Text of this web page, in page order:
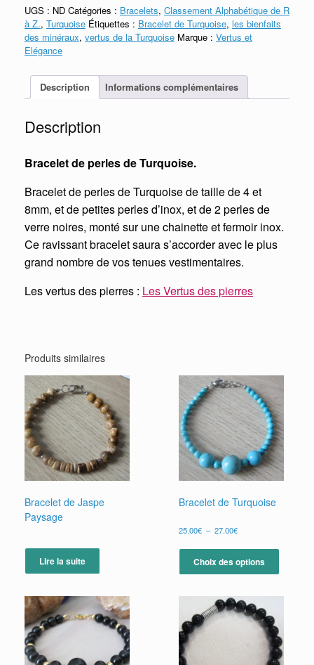
Turquoise
UGS : ND Catégories : Bracelets, Classement Alphabétique de R
à Z., Turquoise Étiquettes : Bracelet de Turquoise, les bienfaits
des minéraux, vertus de la Turquoise Marque : Vertus et
Elégance
Description Informations complémentaires
Description
Bracelet de perles de Turquoise.
Bracelet de perles de Turquoise de taille de 4 et
8mm, et de petites perles d’inox, et de 2 perles de
verre noires, monté sur une chainette et fermoir inox.
Ce ravissant bracelet saura s’accorder avec le plus
grand nombre de vos tenues vestimentaires.
Les vertus des pierres : Les Vertus des pierres
Produits similaires
Bracelet de Jaspe
Paysage
Lire la suite
Bracelet de Turquoise
25.00€ – 27.00€Plage
prix :
25.00€
à
Choix des options
peuvent
être